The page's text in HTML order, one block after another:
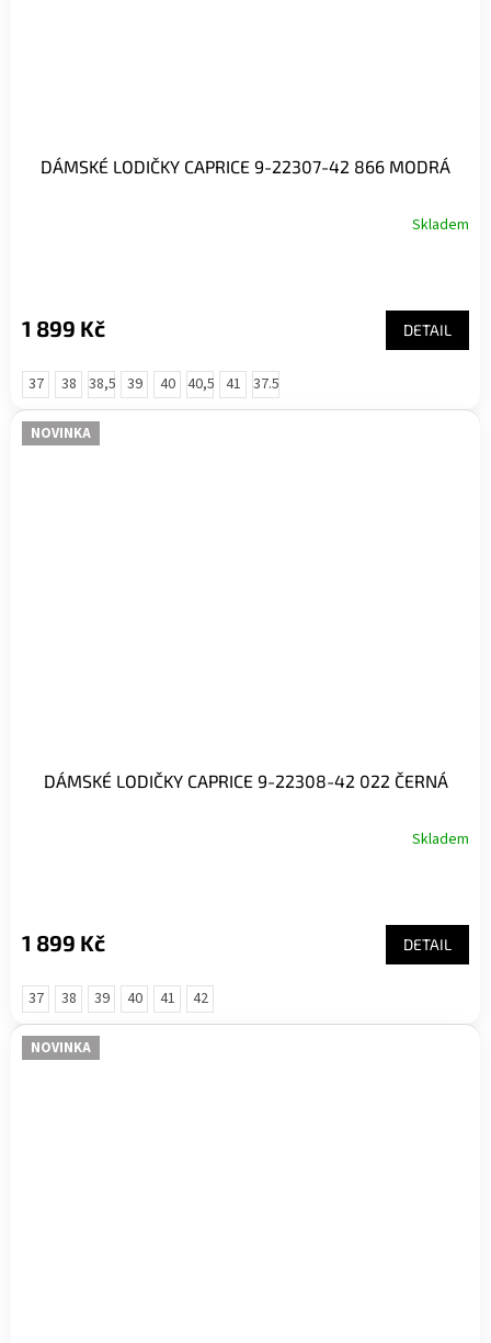
DÁMSKÉ LODIČKY CAPRICE 9-22307-42 866 MODRÁ
Skladem
1 899 Kč DETAIL
37 38 38,5 39 40 40,5 41 37.5
NOVINKA
DÁMSKÉ LODIČKY CAPRICE 9-22308-42 022 ČERNÁ
Skladem
1 899 Kč DETAIL
37 38 39 40 41 42
NOVINKA